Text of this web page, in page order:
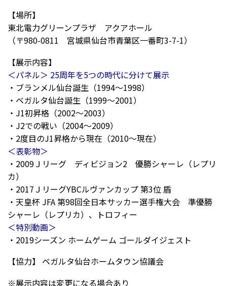
【場所】
東北電力グリーンプラザ アクアホール
（〒980-0811 宮城県仙台市青葉区一番町3-7-1）
【展示内容】
＜パネル＞ 25周年を5つの時代に分けて展示
・ブランメル仙台誕生（1994～1998）
・ベガルタ仙台誕生（1999～2001）
・J1初昇格（2002～2003）
・J2での戦い（2004～2009）
・2度目のJ1昇格から現在（2010～現在）
＜表彰物＞
・2009Ｊリーグ ディビジョン2 優勝シャーレ（レプリ
カ）
・2017ＪリーグYBCルヴァンカップ 第3位 盾
・天皇杯 JFA 第98回全日本サッカー選手権大会 準優勝
シャーレ（レプリカ）、トロフィー
＜特別動画＞
・2019シーズン ホームゲーム ゴールダイジェスト
【協力】 ベガルタ仙台ホームタウン協議会
※展示内容は変更になる場合あり